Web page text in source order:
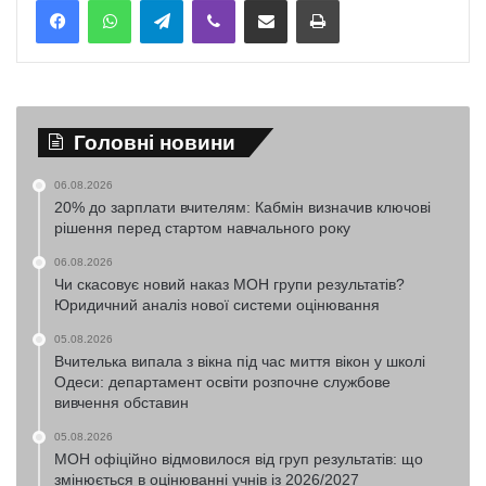
Головні новини
06.08.2026
20% до зарплати вчителям: Кабмін визначив ключові
рішення перед стартом навчального року
06.08.2026
Чи скасовує новий наказ МОН групи результатів?
Юридичний аналіз нової системи оцінювання
05.08.2026
Вчителька випала з вікна під час миття вікон у школі
Одеси: департамент освіти розпочне службове
вивчення обставин
05.08.2026
МОН офіційно відмовилося від груп результатів: що
змінюється в оцінюванні учнів із 2026/2027